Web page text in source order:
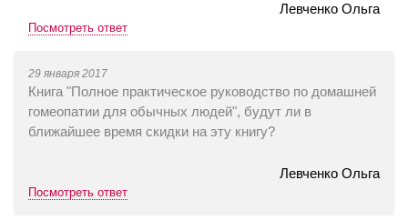
Левченко Ольга
Посмотреть ответ
29 января 2017
Книга "Полное практическое руководство по домашней
гомеопатии для обычных людей", будут ли в
ближайшее время скидки на эту книгу?
Левченко Ольга
Посмотреть ответ